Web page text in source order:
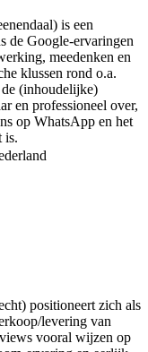
is een
de Google-ervaringen
meedenken en
klussen rond o.a.
de (inhoudelijke)
en professioneel over,
op WhatsApp en het
is.
positioneert zich als
levering van
vooral wijzen op